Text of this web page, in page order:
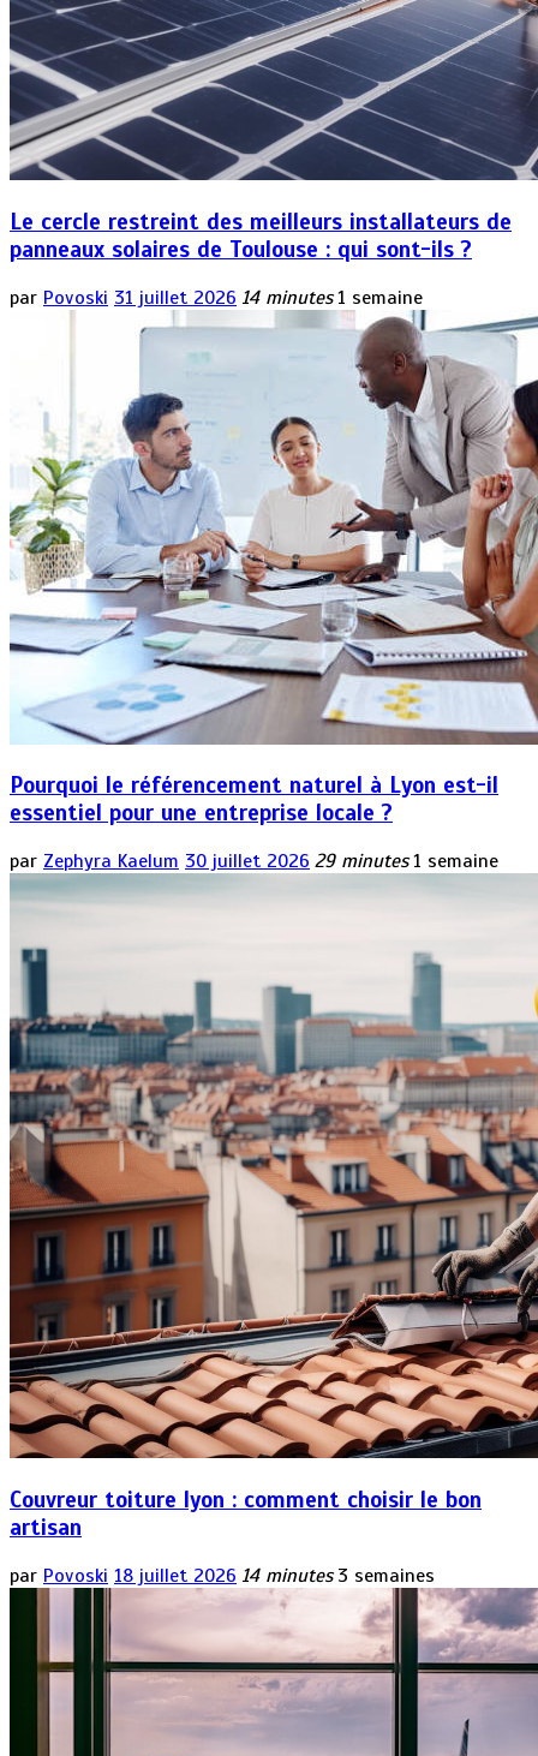
Le cercle restreint des meilleurs installateurs de
panneaux solaires de Toulouse : qui sont-ils ?
par Povoski 31 juillet 2026 14 minutes 1 semaine
Pourquoi le référencement naturel à Lyon est-il
essentiel pour une entreprise locale ?
par Zephyra Kaelum 30 juillet 2026 29 minutes 1 semaine
Couvreur toiture lyon : comment choisir le bon
artisan
par Povoski 18 juillet 2026 14 minutes 3 semaines